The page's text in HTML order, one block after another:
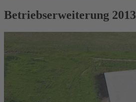
Betriebserweiterung 2013